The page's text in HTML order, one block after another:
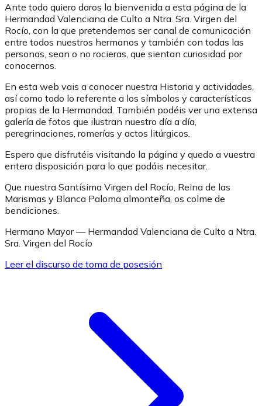
Ante todo quiero daros la bienvenida a esta página de la
Hermandad Valenciana de Culto a Ntra. Sra. Virgen del
Rocío, con la que pretendemos ser canal de comunicación
entre todos nuestros hermanos y también con todas las
personas, sean o no rocieras, que sientan curiosidad por
conocernos.
En esta web vais a conocer nuestra Historia y actividades,
así como todo lo referente a los símbolos y características
propias de la Hermandad. También podéis ver una extensa
galería de fotos que ilustran nuestro día a día,
peregrinaciones, romerías y actos litúrgicos.
Espero que disfrutéis visitando la página y quedo a vuestra
entera disposición para lo que podáis necesitar.
Que nuestra Santísima Virgen del Rocío, Reina de las
Marismas y Blanca Paloma almonteña, os colme de
bendiciones.
Hermano Mayor — Hermandad Valenciana de Culto a Ntra.
Sra. Virgen del Rocío
Leer el discurso de toma de posesión